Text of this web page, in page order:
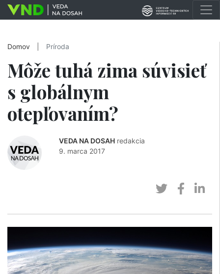
Domov Príroda
Môže tuhá zima súvisieť
s globálnym
otepľovaním?
VEDA NA DOSAH redakcia
9. marca 2017